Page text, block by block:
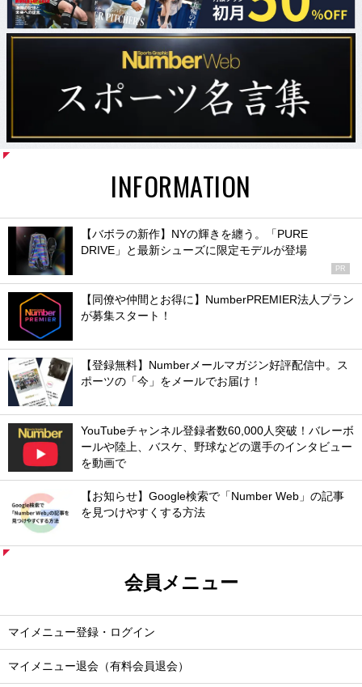
INFORMATION
【バボラの新作】NYの輝きを纏う。「PURE
DRIVE」と最新シューズに限定モデルが登場
PR
【同僚や仲間とお得に】NumberPREMIER法人プラン
が募集スタート！
【登録無料】Numberメールマガジン好評配信中。ス
ポーツの「今」をメールでお届け！
YouTubeチャンネル登録者数60,000人突破！バレーボ
ールや陸上、バスケ、野球などの選手のインタビュー
を動画で
【お知らせ】Google検索で「Number Web」の記事
を見つけやすくする方法
会員メニュー
マイメニュー登録・ログイン
マイメニュー退会（有料会員退会）